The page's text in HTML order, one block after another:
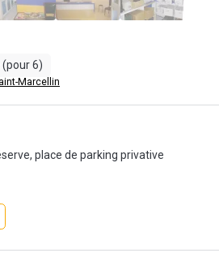
6)
Marcellin
place de parking privative